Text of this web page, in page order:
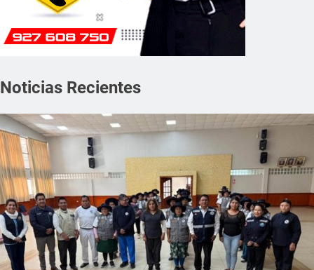
Noticias Recientes